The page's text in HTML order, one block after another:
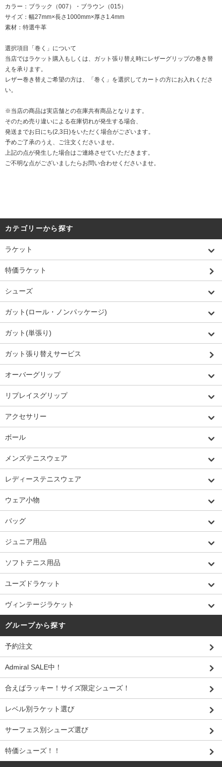
カラー：ブラック（007）・ブラウン（015）
サイズ：幅27mm×長さ1000mm×厚さ1.4mm
素材：特選牛革
選択項目「巻く」について
当店ではラケット購入もしくは、ガット張り替え時にレザーグリップの巻き替
えを承ります。
レザー巻き替えご希望の方は、「巻く」を選択してカートの方にお入れくださ
い。
※当店の商品は実店舗との在庫共有商品となります。
そのため売り違いによる在庫切れが発生する場合、
発送までお日にち(2,3日)をいただく場合がございます。
予めご了承のうえ、ご注文くださいませ。
上記の点が発生した場合はご連絡させていただきます。
ご不明な点がございましたらお問い合わせくださいませ。
カテゴリーから探す
ラケット
特価ラケット
シューズ
ガット(ロール・ノンパッケージ)
ガット(単張り)
ガット張り替えサービス
オーバーグリップ
リプレイスグリップ
アクセサリー
ボール
メンズテニスウェア
レディーステニスウェア
ウェア小物
バッグ
ジュニア用品
ソフトテニス用品
ユーズドラケット
ヴィンテージラケット
グループから探す
予約注文
Admiral SALE中！
合えばラッキー！サイズ限定シューズ！
レベル別ラケット選び
サーフェス別シューズ選び
特価シューズ！！